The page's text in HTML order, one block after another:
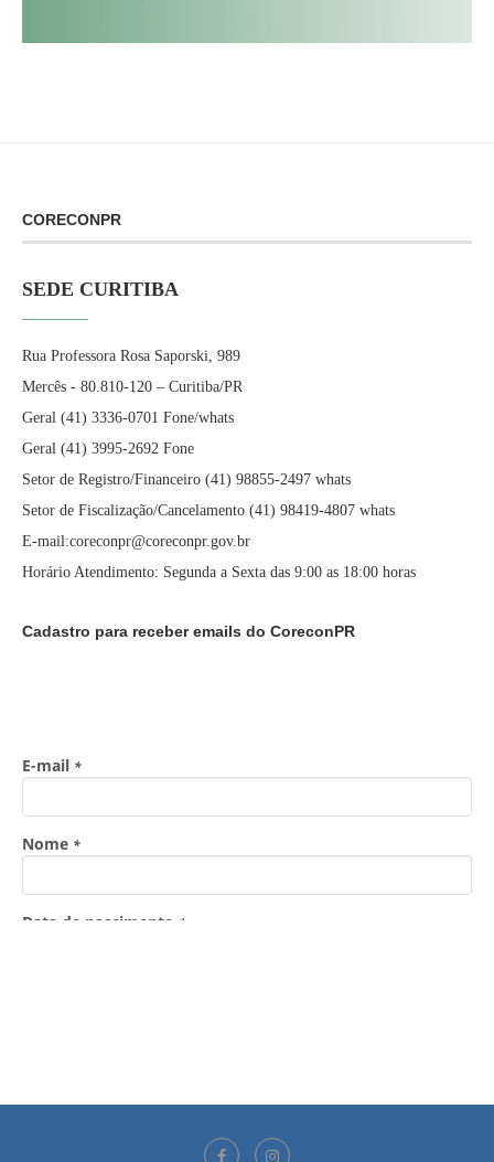
CORECONPR
SEDE CURITIBA
Rua Professora Rosa Saporski, 989
Mercês - 80.810-120 – Curitiba/PR
Geral (41) 3336-0701 Fone/whats
Geral (41) 3995-2692 Fone
Setor de Registro/Financeiro (41) 98855-2497 whats
Setor de Fiscalização/Cancelamento (41) 98419-4807 whats
E-mail:coreconpr@coreconpr.gov.br
Horário Atendimento: Segunda a Sexta das 9:00 as 18:00 horas
Cadastro para receber emails do CoreconPR